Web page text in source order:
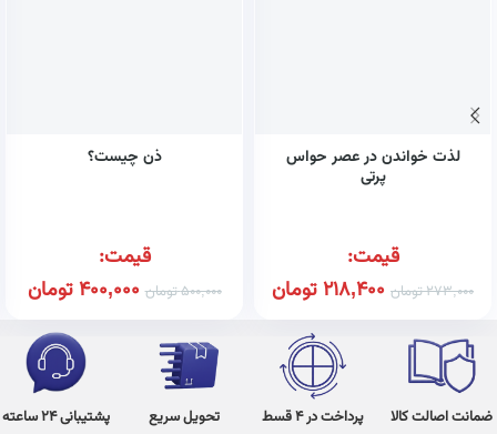
لذت خواندن در عصر حواس
پرتی
قیمت:
273,000تومان 218,400تومان
ذن چیست؟
قیمت:
500,000تومان 400,000تومان
ضمانت اصالت کالا پرداخت در 4 قسط تحویل سریع پشتیبانی 24 ساعته